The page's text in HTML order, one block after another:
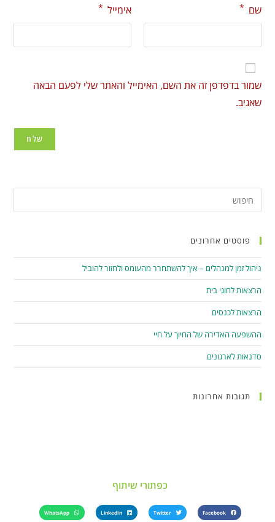
שם * אימייל *
שמור בדפדפן זה את השם, האימייל והאתר שלי לפעם הבאה
שאגיב.
פוסטים אחרונים
ניהול זמן למנהלים – איך להשתחרר מהעומס ולחזור להוביל
הרצאות לחוגי בית
הרצאות לכנסים
ההשפעה האדירה של החיוך על חיי
סדנאות לארגונים
תגובות אחרונות
כפתורי שיתוף
Facebook
Twitter
LinkedIn
WhatsApp